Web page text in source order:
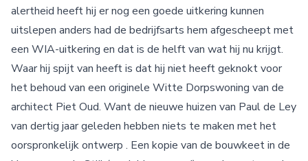
alertheid heeft hij er nog een goede uitkering kunnen
uitslepen anders had de bedrijfsarts hem afgescheept met
een WIA-uitkering en dat is de helft van wat hij nu krijgt.
Waar hij spijt van heeft is dat hij niet heeft geknokt voor
het behoud van een originele Witte Dorpswoning van de
architect Piet Oud. Want de nieuwe huizen van Paul de Ley
van dertig jaar geleden hebben niets te maken met het
oorspronkelijk ontwerp . Een kopie van de bouwkeet in de